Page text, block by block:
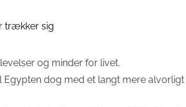
trækker sig
og minder for livet.
Egypten dog med et langt mere alvorligt